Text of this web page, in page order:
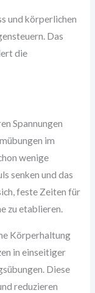
und körperlichen
Das
die
Spannungen
im
wenige
senken und das
feste Zeiten für
zu etablieren.
Körperhaltung
in einseitiger
Diese
reduzieren